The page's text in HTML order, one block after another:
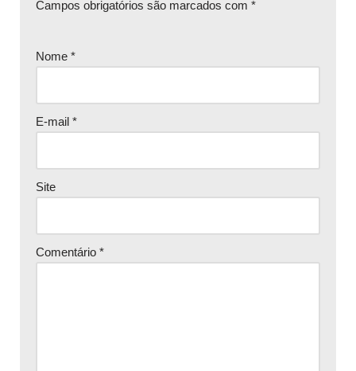
Campos obrigatórios são marcados com *
Nome *
E-mail *
Site
Comentário *